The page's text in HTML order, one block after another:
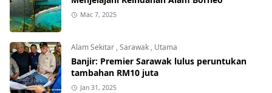
Mac 7, 2025
Alam Sekitar ,Sarawak , Utama
Banjir: Premier Sarawak lulus peruntukan
tambahan RM10 juta
Jan 31, 2025